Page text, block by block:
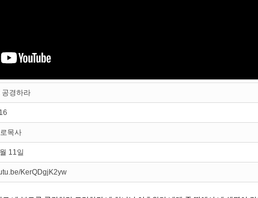
공경하라
목사
11일
KerQDgjK2yw